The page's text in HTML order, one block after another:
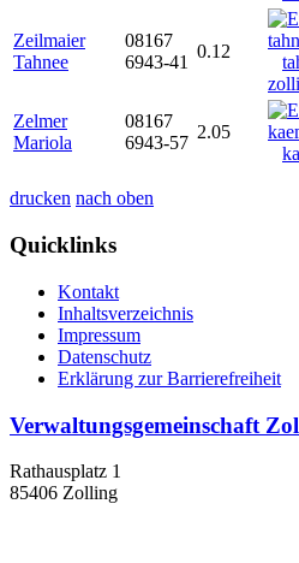
Zeilmaier
Tahnee
08167
6943-41
0.12
Zelmer
Mariola
08167
6943-57
2.05
drucken nach oben
Quicklinks
Kontakt
Inhaltsverzeichnis
Impressum
Datenschutz
Erklärung zur Barrierefreiheit
Verwaltungsgemeinschaft
Rathausplatz 1
85406 Zolling